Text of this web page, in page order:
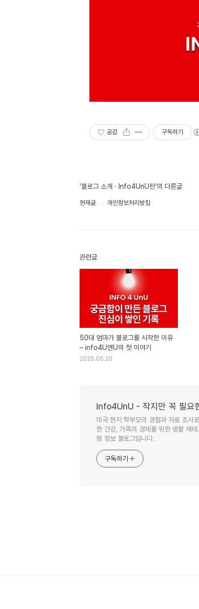
공감 구독하기
'블로그 소개 · Info4UnU란'의 다른글
현재글 개인정보처리방침
관련글
50대 엄마가 블로그를 시작한 이유
– info4U엔U의 첫 이야기
2025.05.20
Info4UnU - 작지만 꼭 필요
미국 현지 학부모의 경험과 자료 조사
한 건강, 가족의 경제를 위한 생활 재
형 정보 블로그입니다.
구독하기